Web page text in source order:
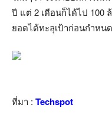
ปี แต่ 2 เดือนก็ได้ไป 100
ยอดได้ทะลุเป้าก่อนกำหน
ที่มา : Techspot